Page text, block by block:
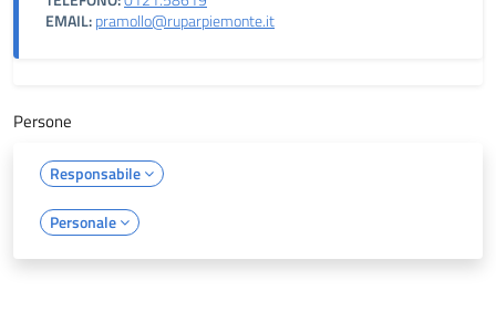
EMAIL:pramollo@ruparpiemonte.it
Persone
Responsabile
Personale